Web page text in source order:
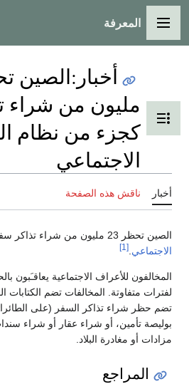
القائمة الرئيسية
المعرفة
تبديل عرض جدول المحتويات
أخبار :
مليون من شراء
كجزء من نظام
الاجتماعي
أخبار ناقش هذه الصفحة
الصين تحظر 23 مليون من شراء تذاكر سفر، كجزء من
الاجتماعي [1]
المخالفون للأعراف الاجتماعية يعاقـَبون
لفترات متفاوتة. المخالفات تضم الكتابات
تضم حظر شراء تذاكر السفر (على
بوليصة تأمين، أو شراء عقار أو شراء
مزادات أو مغادرة البلاد.
المراجع